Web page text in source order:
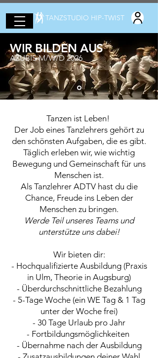
TANZSTUDIO HIP-TWIST
WIR BILDEN AUS
AZUBIS M/W/D 2026
Tanzen ist Leben!
Der Job eines Tanzlehrers gehört zu
den schönsten Aufgaben, die es gibt.
Täglich erleben wir, wie wichtig
Bewegung und Gemeinschaft für uns
Menschen ist.
Als Tanzlehrer ADTV hast du die
Chance, Freude ins Leben der
Menschen zu bringen.
Werde Teil unseres Teams und
unterstütze uns dabei!
Wir bieten dir:
- Hochqualifizierte Ausbildung (Praxis
in Ulm, Theorie in Augsburg)
- Überdurchschnittliche Bezahlung
- 5-Tage Woche (ein WE Tag & 1 Tag
unter der Woche frei)
- 30 Tage Urlaub pro Jahr
- Fortbildungsmöglichkeiten
- Übernahme nach der Ausbildung